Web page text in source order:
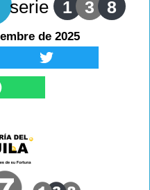
serie 1 3 8
de 2025